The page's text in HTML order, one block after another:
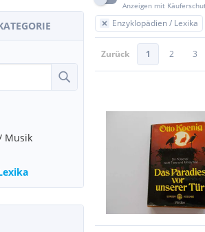
Musik
Anzeigen mit
Enzyklopädien / Lexika
Zurück 1 2 3